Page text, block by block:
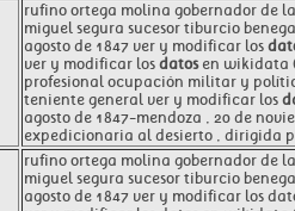
rufino ortega molina gobernador de
miguel segura sucesor tiburcio
agosto de 1847 ver y modificar los
ver y modificar los datosen wikidata (
profesional ocupación militar y
teniente general ver y modificar los
agosto de 1847-mendoza , 20 de
expedicionaria al desierto , dirigida
rufino ortega molina gobernador de
miguel segura sucesor tiburcio
agosto de 1847 ver y modificar los